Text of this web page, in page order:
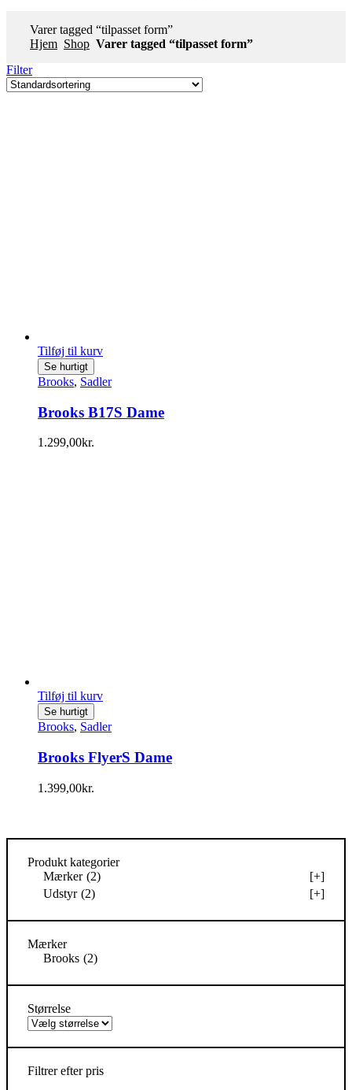
Varer tagged “tilpasset form”
Hjem Shop Varer tagged “tilpasset form”
Filter
Tilføj til kurv
Se hurtigt
Brooks, Sadler
Brooks B17S Dame
1.299,00kr.
Tilføj til kurv
Se hurtigt
Brooks, Sadler
Brooks FlyerS Dame
1.399,00kr.
Produkt kategorier
Mærker (2)
[+]
Udstyr (2) [+]
Mærker
Brooks (2)
Størrelse
Filtrer efter pris